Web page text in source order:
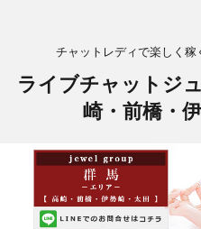
チャットレディで楽しく
ライブチャットジ
崎・前橋・